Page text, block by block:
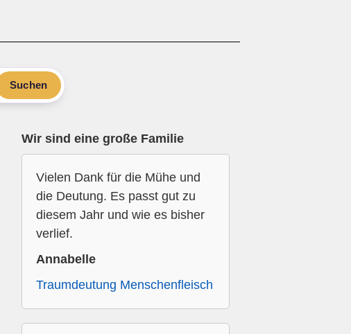
Suchen
Wir sind eine große Familie
Vielen Dank für die Mühe und
die Deutung. Es passt gut zu
diesem Jahr und wie es bisher
verlief.
Annabelle
Traumdeutung Menschenfleisch